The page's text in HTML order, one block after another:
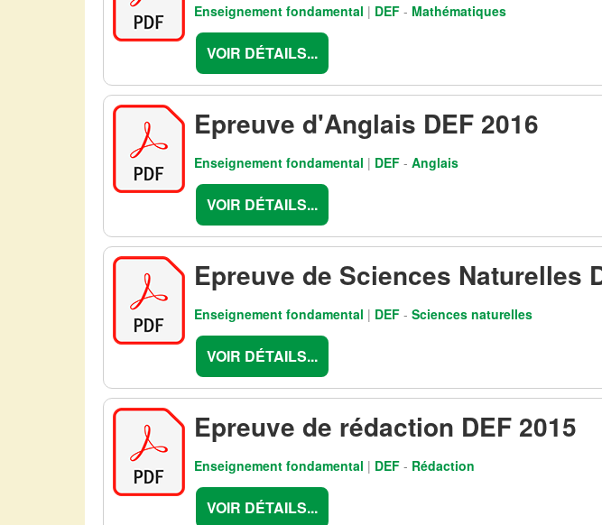
Enseignement fondamental | DEF - Mathématiques
VOIR DÉTAILS...
Epreuve d'Anglais DEF 2016
Enseignement fondamental | DEF -Anglais
VOIR DÉTAILS...
Epreuve de Sciences Naturelles
Enseignement fondamental | DEF -Sciences naturelles
VOIR DÉTAILS...
Epreuve de rédaction DEF 2015
Enseignement fondamental | DEF - Rédaction
VOIR DÉTAILS...